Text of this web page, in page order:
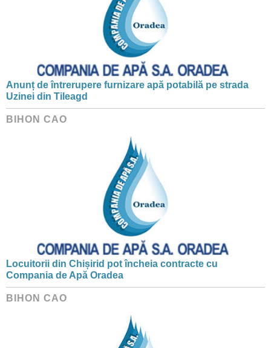
Anunț de întrerupere furnizare apă potabilă pe strada
Uzinei din Tileagd
BIHON CAO
Locuitorii din Chișirid pot încheia contracte cu
Compania de Apă Oradea
BIHON CAO